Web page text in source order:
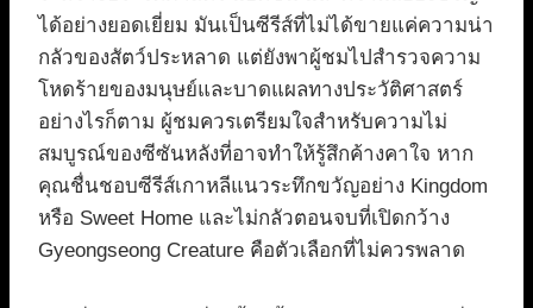
ได้อย่างยอดเยี่ยม มันเป็นซีรีส์ที่ไม่ได้ขายแค่ความน่า
กลัวของสัตว์ประหลาด แต่ยังพาผู้ชมไปสำรวจความ
โหดร้ายของมนุษย์และบาดแผลทางประวัติศาสตร์
อย่างไรก็ตาม ผู้ชมควรเตรียมใจสำหรับความไม่
สมบูรณ์ของซีซันหลังที่อาจทำให้รู้สึกค้างคาใจ หาก
คุณชื่นชอบซีรีส์เกาหลีแนวระทึกขวัญอย่าง Kingdom
หรือ Sweet Home และไม่กลัวตอนจบที่เปิดกว้าง
Gyeongseong Creature คือตัวเลือกที่ไม่ควรพลาด